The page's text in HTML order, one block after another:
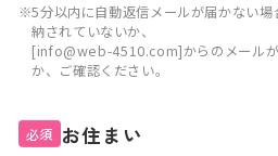
※5分以内に自動返信メールが届かない場
納されていないか、
[info@web-4510.com]からのメールが
か、ご確認ください。
必須 お住まい